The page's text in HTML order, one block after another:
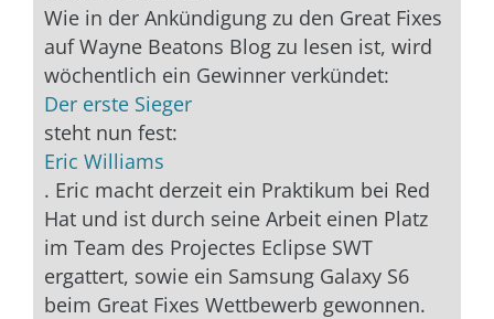
Wie in der Ankündigung zu den Great Fixes
auf Wayne Beatons Blog zu lesen ist, wird
wöchentlich ein Gewinner verkündet:
Der erste Sieger
steht nun fest:
Eric Williams
. Eric macht derzeit ein Praktikum bei Red
Hat und ist durch seine Arbeit einen Platz
im Team des Projectes Eclipse SWT
ergattert, sowie ein Samsung Galaxy S6
beim Great Fixes Wettbewerb gewonnen.